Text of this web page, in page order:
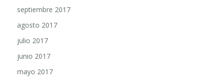
septiembre 2017
agosto 2017
julio 2017
junio 2017
mayo 2017